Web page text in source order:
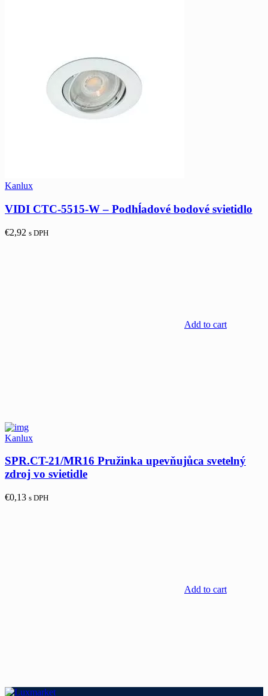
Kanlux
VIDI CTC-5515-W – Podhĺadové bodové svietidlo
€2,92 s DPH
Add to cart
Kanlux
SPR.CT-21/MR16 Pružinka upevňujůca svetelný
zdroj vo svietidle
€0,13 s DPH
Add to cart